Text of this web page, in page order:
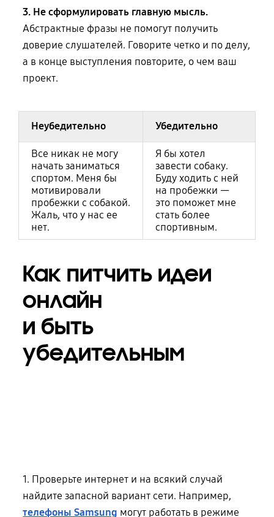
3. Не сформулировать главную мысль.
Абстрактные фразы не помогут получить
доверие слушателей. Говорите четко и по делу,
а в конце выступления повторите, о чем ваш
проект.
Неубедительно Убедительно
Все никак не могу
начать заниматься
спортом. Меня бы
мотивировали
пробежки с собакой.
Жаль, что у нас ее
нет.
Я бы хотел
завести собаку.
Буду ходить с ней
на пробежки —
это поможет мне
стать более
спортивным.
Как питчить идеи
онлайн
и быть
убедительным
1. Проверьте интернет и на всякий случай
найдите запасной вариант сети. Например,
телефоны Samsung могут работать в режиме